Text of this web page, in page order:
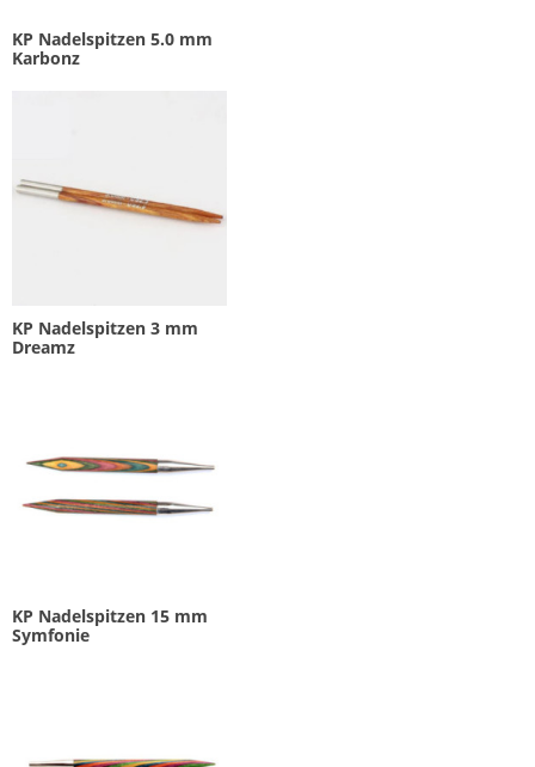
KP Nadelspitzen 5.0 mm
Karbonz
KP Nadelspitzen 3 mm
Dreamz
KP Nadelspitzen 15 mm
Symfonie